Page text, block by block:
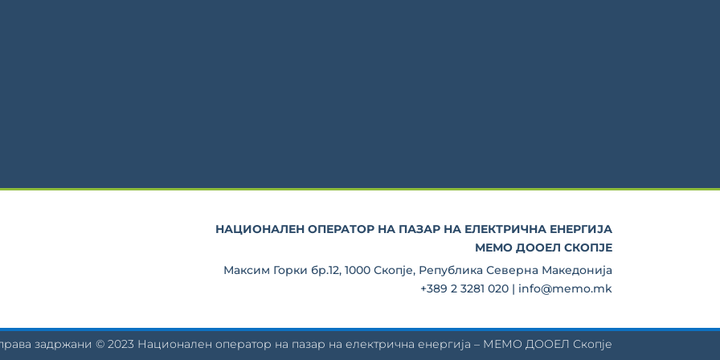
НАЦИОНАЛЕН ОПЕРАТОР НА ПАЗАР НА ЕЛЕКТРИЧНА ЕНЕРГИЈА
МЕМО ДООЕЛ СКОПЈЕ
Максим Горки бр.12, 1000 Скопје, Република Северна Македонија
+389 2 3281 020 | info@memo.mk
задржани © 2023 Национален оператор на пазар на електрична енергија – МЕМО ДООЕЛ Скопје